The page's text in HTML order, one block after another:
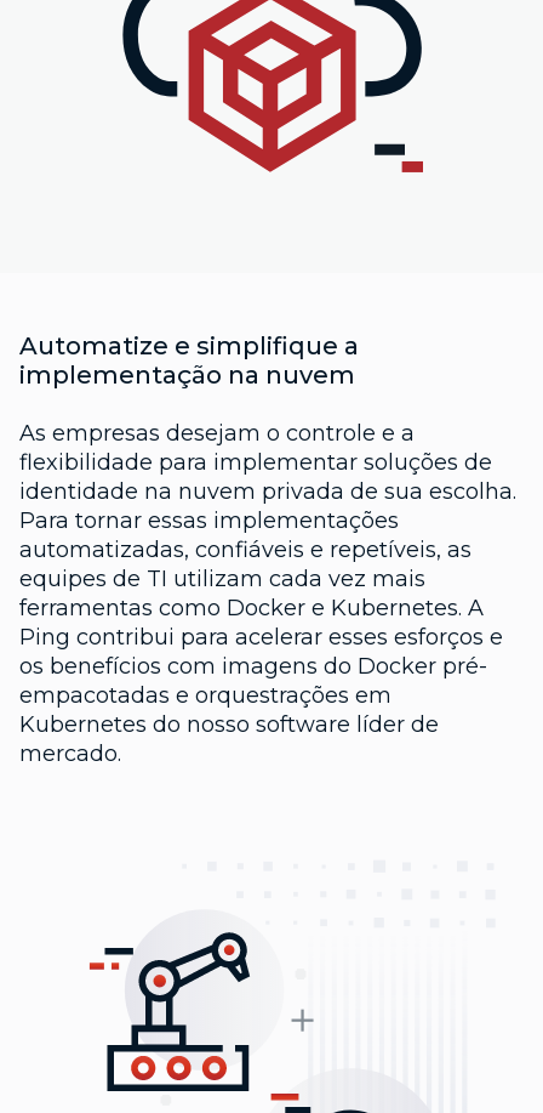
Automatize e simplifique a
implementação na nuvem
As empresas desejam o controle e a
flexibilidade para implementar soluções de
identidade na nuvem privada de sua escolha.
Para tornar essas implementações
automatizadas, confiáveis e repetíveis, as
equipes de TI utilizam cada vez mais
ferramentas como Docker e Kubernetes. A
Ping contribui para acelerar esses esforços e
os benefícios com imagens do Docker pré-
empacotadas e orquestrações em
Kubernetes do nosso software líder de
mercado.